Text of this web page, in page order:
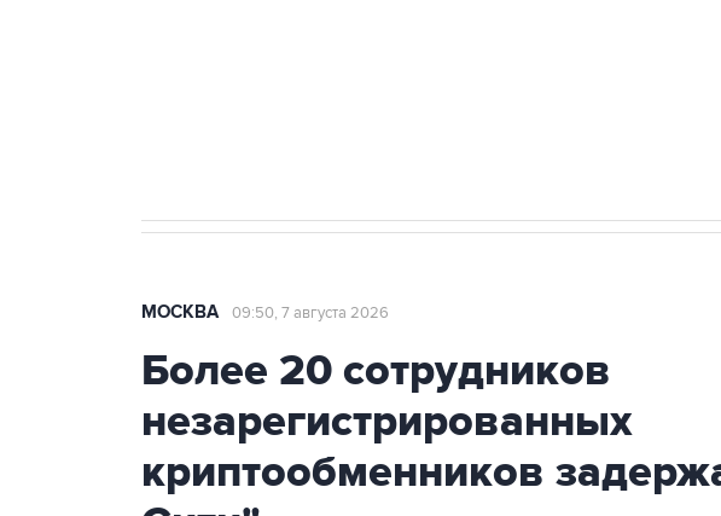
МОСКВА 09:50, 7 августа 2026
Более 20 сотрудников
незарегистрированных
криптообменников